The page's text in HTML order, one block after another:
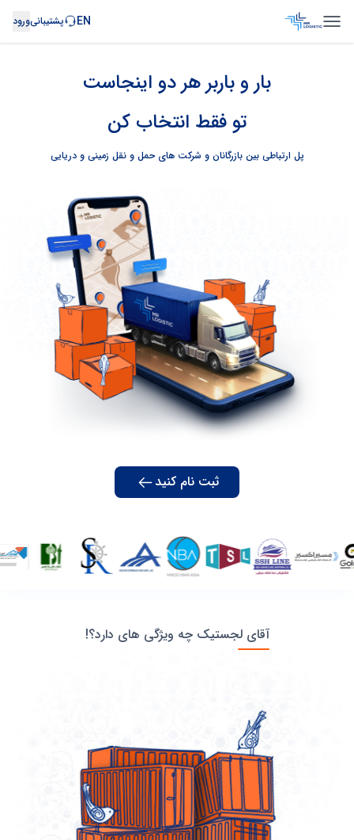
EN پشتیبانیورود
بار و باربر هر دو اینجاست
تو فقط انتخاب کن
پل ارتباطی بین بازرگانان و شرکت های حمل و نقل زمینی و دریایی
ثبت نام کنید
آقای لجستیک چه ویژگی های دارد؟!